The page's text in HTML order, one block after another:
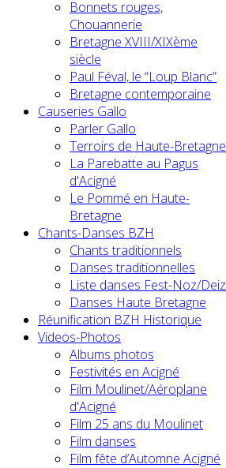
Bonnets rouges,
Chouannerie
Bretagne XVIII/XIXème
siècle
Paul Féval, le “Loup Blanc”
Bretagne contemporaine
Causeries Gallo
Parler Gallo
Terroirs de Haute-Bretagne
La Parebatte au Pagus
d'Acigné
Le Pommé en Haute-
Bretagne
Chants-Danses BZH
Chants traditionnels
Danses traditionnelles
Liste danses Fest-Noz/Deiz
Danses Haute Bretagne
Réunification BZH Historique
Videos-Photos
Albums photos
Festivités en Acigné
Film Moulinet/Aéroplane
d'Acigné
Film 25 ans du Moulinet
Film danses
Film fête d’Automne Acigné